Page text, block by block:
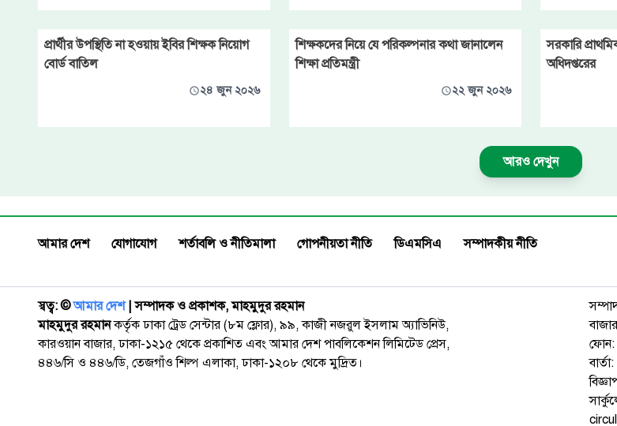
প্রার্থীর উপস্থিতি না হওয়ায় ইবির শিক্ষক নিয়োগ
বোর্ড বাতিল
২৪ জুন ২০২৬
শিক্ষকদের নিয়ে যে পরিকল্পনার কথা জানালেন
শিক্ষা প্রতিমন্ত্রী
২২ জুন ২০২৬
সরকারি
অধিদপ্তরের
আরও দেখুন
আমার দেশ যোগাযোগ শর্তাবলি ও নীতিমালা গোপনীয়তা নীতি ডিএমসিএ সম্পাদকীয় নীতি
স্বত্ব: ©️আমার দেশ| সম্পাদক ও প্রকাশক, মাহমুদুর রহমান
মাহমুদুর রহমানকর্তৃক ঢাকা ট্রেড সেন্টার (৮ম ফ্লোর), ৯৯, কাজী নজরুল ইসলাম অ্যাভিনিউ,
কারওয়ান বাজার, ঢাকা-১২১৫ থেকে প্রকাশিত এবং আমার দেশ পাবলিকেশন লিমিটেড প্রেস,
৪৪৬/সি ও ৪৪৬/ডি, তেজগাঁও শিল্প এলাকা, ঢাকা-১২০৮ থেকে মুদ্রিত।